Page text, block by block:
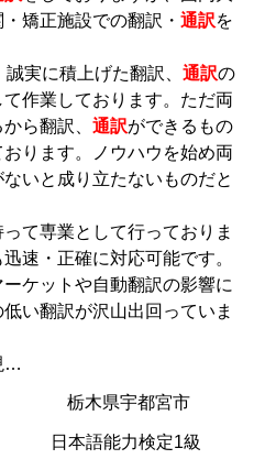
矯正施設での翻訳・ 通訳を
実に積上げた翻訳、 通訳の
て作業しております。ただ両
ら翻訳、 通訳ができるもの
ります。ノウハウを始め両
いと成り立たないものだと
て専業として行っておりま
速・正確に対応可能です。
ケットや自動翻訳の影響に
い翻訳が沢山出回っていま
…
栃木県宇都宮市
日本語能力検定1級